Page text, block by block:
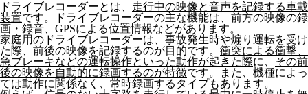
ドライブレコーダーとは、 走行中の映像と音声を記録する車載
装置です。ドライブレコーダーの主な機能は、前方の映像の録
画・録音、GPSによる位置情報などがあります。
家庭用のドライブレコーダーは、事故発生時や煽り運転を受け
た際、前後の映像を記録するのが目的です。 衝突による衝撃、
急ブレーキなどの運転操作といった動作が起きた際に、 その前
後の映像を自動的に録画するのが特徴です。また、機種によっ
ては動作に関係なく、常時録画するタイプもあります。